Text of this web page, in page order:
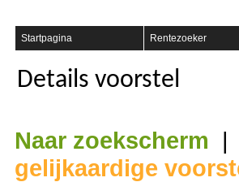
Startpagina Rentezoeker
Details voorstel
Naar zoekscherm |
gelijkaardige